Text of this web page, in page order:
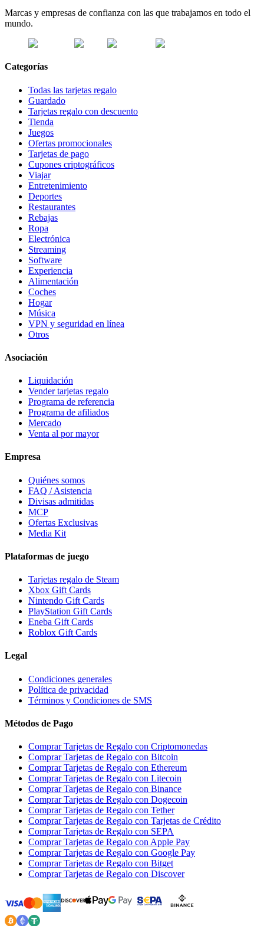
Marcas y empresas de confianza con las que trabajamos en todo el
mundo.
Categorías
Todas las tarjetas regalo
Guardado
Tarjetas regalo con descuento
Tienda
Juegos
Ofertas promocionales
Tarjetas de pago
Cupones criptográficos
Viajar
Entretenimiento
Deportes
Restaurantes
Rebajas
Ropa
Electrónica
Streaming
Software
Experiencia
Alimentación
Coches
Hogar
Música
VPN y seguridad en línea
Otros
Asociación
Liquidación
Vender tarjetas regalo
Programa de referencia
Programa de afiliados
Mercado
Venta al por mayor
Empresa
Quiénes somos
FAQ / Asistencia
Divisas admitidas
MCP
Ofertas Exclusivas
Media Kit
Plataformas de juego
Tarjetas regalo de Steam
Xbox Gift Cards
Nintendo Gift Cards
PlayStation Gift Cards
Eneba Gift Cards
Roblox Gift Cards
Legal
Condiciones generales
Política de privacidad
Términos y Condiciones de SMS
Métodos de Pago
Comprar Tarjetas de Regalo con Criptomonedas
Comprar Tarjetas de Regalo con Bitcoin
Comprar Tarjetas de Regalo con Ethereum
Comprar Tarjetas de Regalo con Litecoin
Comprar Tarjetas de Regalo con Binance
Comprar Tarjetas de Regalo con Dogecoin
Comprar Tarjetas de Regalo con Tether
Comprar Tarjetas de Regalo con Tarjetas de Crédito
Comprar Tarjetas de Regalo con SEPA
Comprar Tarjetas de Regalo con Apple Pay
Comprar Tarjetas de Regalo con Google Pay
Comprar Tarjetas de Regalo con Bitget
Comprar Tarjetas de Regalo con Discover